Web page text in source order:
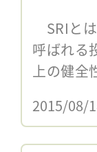
SRIと
呼ばれる
上の健全
2015/08/